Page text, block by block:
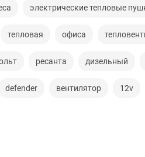
электрические тепловые
тепловая офиса
ресанта дизельный
defender вентилятор 12v